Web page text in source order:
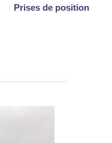
Prises de position